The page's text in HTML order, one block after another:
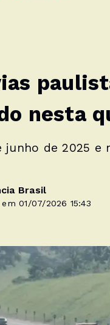
nesta
junho de 2025 e
Brasil
01/07/2026 15:43